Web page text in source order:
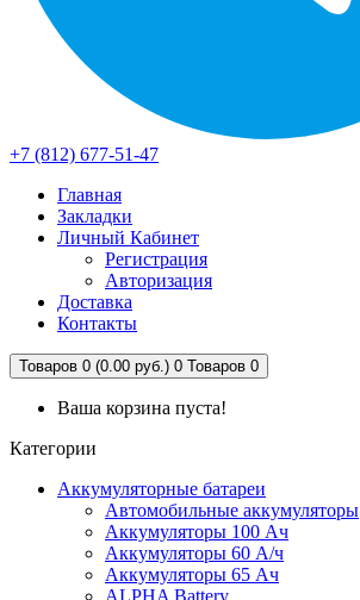
+7 (812) 677-51-47
Главная
Закладки
Личный Кабинет
Регистрация
Авторизация
Доставка
Контакты
Товаров 0 (0.00 руб.) 0 Товаров 0
Ваша корзина пуста!
Категории
Аккумуляторные батареи
Автомобильные аккумуляторы
Аккумуляторы 100 Ач
Аккумуляторы 60 А/ч
Аккумуляторы 65 Ач
ALPHA Battery